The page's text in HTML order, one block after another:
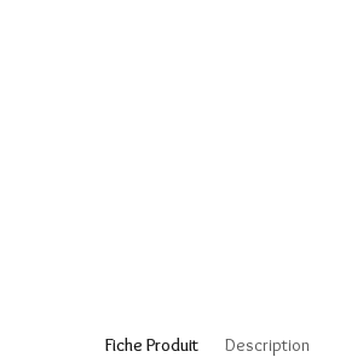
Fiche Produit Description